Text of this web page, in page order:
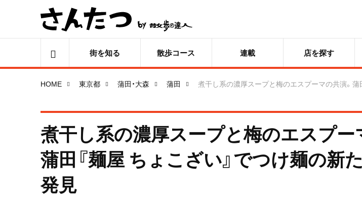
街を知る 散歩コース 連載 店を探す
HOME 東京都 蒲田・大森 蒲田
煮干し系の濃厚スープと梅のエスプーマの共演。蒲
煮干し系の濃厚スープと梅のエスプー
蒲田『麺屋 ちょこざい』でつけ麺の新
発見